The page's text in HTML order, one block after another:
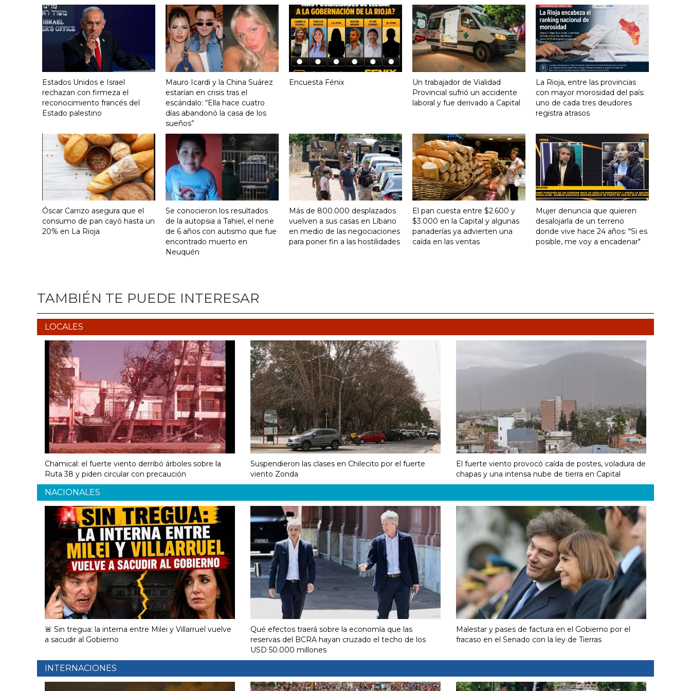
Estados Unidos e Israel
rechazan con firmeza el
reconocimiento francés del
Estado palestino
Mauro Icardi y la China Suárez
estarían en crisis tras el
escándalo: “Ella hace cuatro
días abandonó la casa de los
sueños”
Encuesta Fénix
Un trabajador de Vialidad
Provincial sufrió un accidente
laboral y fue derivado a Capital
La Rioja, entre las provincias
con mayor morosidad del país:
uno de cada tres deudores
registra atrasos
Óscar Carrizo asegura que el
consumo de pan cayó hasta un
20% en La Rioja
Se conocieron los resultados
de la autopsia a Tahiel, el nene
de 6 años con autismo que fue
encontrado muerto en
Neuquén
Más de 800.000 desplazados
vuelven a sus casas en Líbano
en medio de las negociaciones
para poner fin a las hostilidades
El pan cuesta entre $2.600 y
$3.000 en la Capital y algunas
panaderías ya advierten una
caída en las ventas
Mujer denuncia que quieren
desalojarla de un terreno
donde vive hace 24 años: "Si es
posible, me voy a encadenar"
TAMBIÉN TE PUEDE INTERESAR
LOCALES
Chamical: el fuerte viento derribó árboles sobre la
Ruta 38 y piden circular con precaución
Suspendieron las clases en Chilecito por el fuerte
viento Zonda
El fuerte viento provocó caída de postes, voladura de
chapas y una intensa nube de tierra en Capital
NACIONALES
🚨 Sin tregua: la interna entre Milei y Villarruel vuelve
a sacudir al Gobierno
Qué efectos traerá sobre la economía que las
reservas del BCRA hayan cruzado el techo de los
USD 50.000 millones
Malestar y pases de factura en el Gobierno por el
fracaso en el Senado con la ley de Tierras
INTERNACIONES